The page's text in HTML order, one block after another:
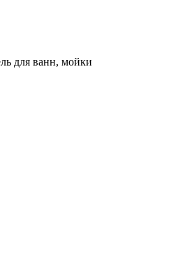
для ванн, мойки